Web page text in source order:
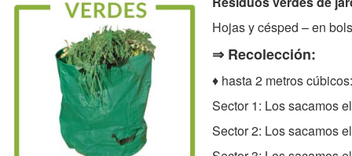
Hojas y césped – en
⇒ Recolección:
♦ hasta 2 metros cúbicos:
Sector 1: Los sacamos
Sector 2: Los sacamos